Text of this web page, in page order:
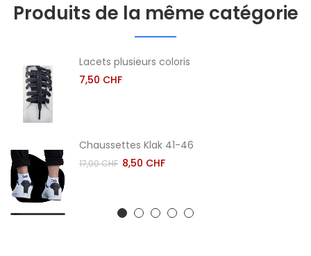
Produits de la même catégorie
Lacets plusieurs coloris
7,50 CHF
Chaussettes Klak 41-46
17,00 CHF 8,50 CHF